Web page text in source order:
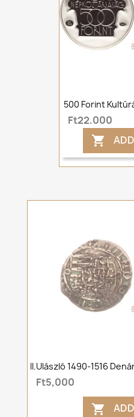
500 Forint
Ft22,000

II.Ulászló 1490-1516
Ft5,000
